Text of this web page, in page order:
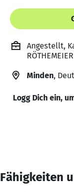
Angestellt,
Minden,
Logg Dich ein,
Fähigkeiten